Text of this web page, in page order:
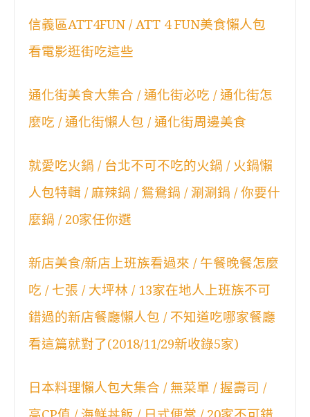
信義區ATT4FUN / ATT 4 FUN美食懶人包
看電影逛街吃這些
通化街美食大集合 / 通化街必吃 / 通化街怎
麼吃 / 通化街懶人包 / 通化街周邊美食
就愛吃火鍋 / 台北不可不吃的火鍋 / 火鍋懶
人包特輯 / 麻辣鍋 / 鴛鴦鍋 / 涮涮鍋 / 你要什
麼鍋 / 20家任你選
新店美食/新店上班族看過來 / 午餐晚餐怎麼
吃 / 七張 / 大坪林 / 13家在地人上班族不可
錯過的新店餐廳懶人包 / 不知道吃哪家餐廳
看這篇就對了(2018/11/29新收錄5家)
日本料理懶人包大集合 / 無菜單 / 握壽司 /